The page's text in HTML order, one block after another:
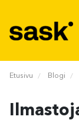
Etusivu Blogi